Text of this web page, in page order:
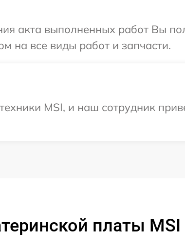
акта выполненных работ Вы
на все виды работ и запчасти.
MSI, и наш сотрудник
платы MSI